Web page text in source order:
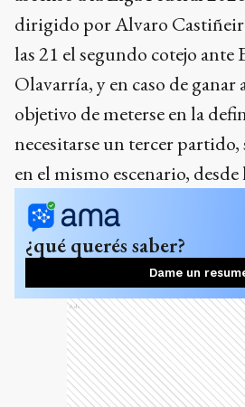
dirigido por Alvaro
las 21 el segundo cotejo ante
Olavarría, y en caso de ganar
objetivo de meterse en la
necesitarse un tercer partido,
en el mismo escenario, desde
¿qué querés saber?
Dame un
Ads